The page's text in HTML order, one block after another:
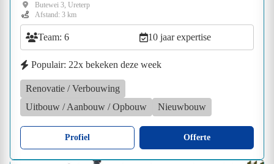
Butewei 3, Ureterp
Afstand: 3 km
Team: 6 10 jaar expertise
Populair: 22x bekeken deze week
Renovatie / Verbouwing
Uitbouw / Aanbouw / Opbouw
Nieuwbouw
Profiel Offerte